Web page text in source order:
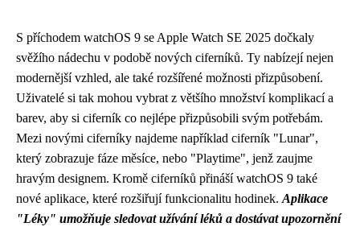
S příchodem watchOS 9 se Apple Watch SE 2025 dočkaly
svěžího nádechu v podobě nových ciferníků. Ty nabízejí nejen
modernější vzhled, ale také rozšířené možnosti přizpůsobení.
Uživatelé si tak mohou vybrat z většího množství komplikací a
barev, aby si ciferník co nejlépe přizpůsobili svým potřebám.
Mezi novými ciferníky najdeme například ciferník "Lunar",
který zobrazuje fáze měsíce, nebo "Playtime", jenž zaujme
hravým designem. Kromě ciferníků přináší watchOS 9 také
nové aplikace, které rozšiřují funkcionalitu hodinek. Aplikace
"Léky" umožňuje sledovat užívání léků a dostávat upozornění